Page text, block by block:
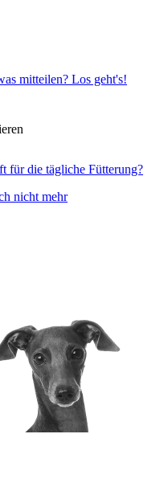
mitteilen? Los geht's!
für die tägliche Fütterung?
nicht mehr